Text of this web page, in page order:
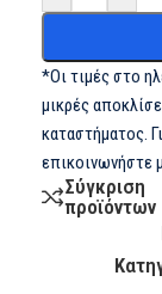
*Οι τιμές στο
μικρές
καταστήματος.
επικοινωνήστε
Σύγκριση
προϊόντων